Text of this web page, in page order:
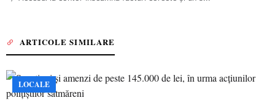
ARTICOLE SIMILARE
LOCALE